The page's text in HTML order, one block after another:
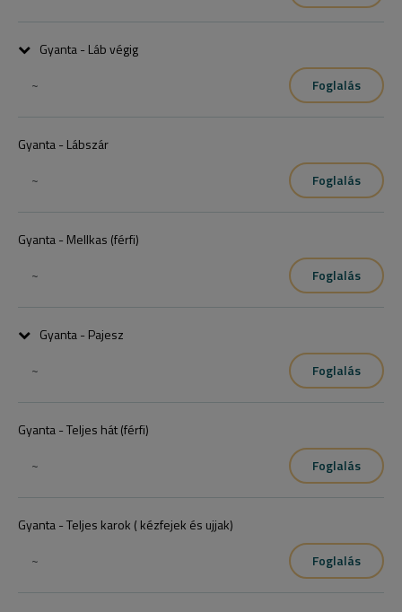
Teljes intim (bikinivonal, fazon, farpofák közötti rész)
Gyanta - Láb végig
~
Foglalás
Gyanta - Lábszár
~
Foglalás
Gyanta - Mellkas (férfi)
~
Foglalás
Gyanta - Pajesz
~
Foglalás
Gyanta - Teljes hát (férfi)
~
Foglalás
Gyanta - Teljes karok ( kézfejek és ujjak)
~
Foglalás